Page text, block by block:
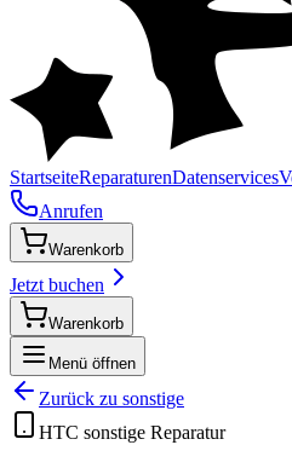
StartseiteReparaturenDatenservices
Anrufen
Warenkorb
Jetzt buchen
Warenkorb
Menü öffnen
Zurück zu sonstige
HTC sonstige Reparatur